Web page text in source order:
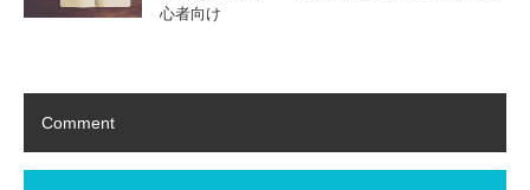
心者向け
Comment